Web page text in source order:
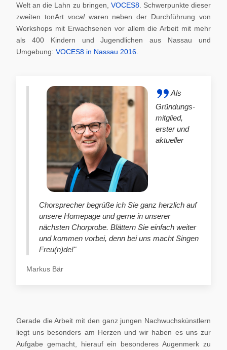
Welt an die Lahn zu bringen, VOCES8. Schwerpunkte dieser
zweiten tonArt vocalwaren neben der Durchführung von
Workshops mit Erwachsenen vor allem die Arbeit mit mehr
als 400 Kindern und Jugendlichen aus Nassau und
Umgebung: VOCES8 in Nassau 2016
Als
Gründungs-
mitglied,
erster und
aktueller
Chorsprecher begrüße ich Sie ganz herzlich auf
unsere Homepage und gerne in unserer
nächsten Chorprobe. Blättern Sie einfach weiter
und kommen vorbei, denn bei uns macht Singen
Freu(n)de!"
Markus Bär
Gerade die Arbeit mit den ganz jungen Nachwuchskünstlern
liegt uns besonders am Herzen und wir haben es uns zur
Aufgabe gemacht, hierauf ein besonderes Augenmerk zu